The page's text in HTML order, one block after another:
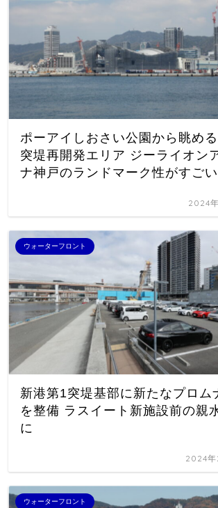
ポーアイしおさい公園から眺め
突堤再開発エリア ジーライオン
ナ神戸のランドマーク性がすごい
2024
ウォーターフロント
新港第1突堤基部に新たなプロム
を整備 ラスイート新施設前の親
に
2024年
ウォーターフロント